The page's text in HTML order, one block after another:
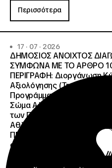
Περισσότερα
17 · 07 · 2026
ΔΗΜΟΣΙΟΣ ΑΝΟΙΧΤΟΣ
ΣΥΜΦΩΝΑ ΜΕ ΤΟ ΑΡΘΡΟ
ΠΕΡΙΓΡΑΦΗ: Διοργάνωση
Αξιολόγησης (Training and
Προγράμματος European
Σώμα Αλληλεγγύης) της
των Προγραμμάτων
Αθλητισμός και
ΠΡΟΫΠΟΛΓΙΣΜΟ:258.064,52
συμπεριλαμβανομένου
ΣΥΝΟΛΙΚΗ ΑΞΙΑ